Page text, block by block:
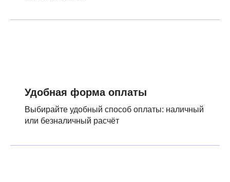
Удобная форма оплаты
Выбирайте удобный способ оплаты: наличный
или безналичный расчёт